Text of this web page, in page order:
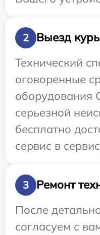
2
Выезд
Технический
оговоренные
оборудования
серьезной
бесплатно
сервис в
3
Ремонт
После
согласуем с